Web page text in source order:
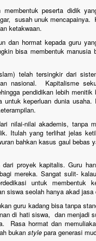
membentuk peserta didik
susah unuk mencapainya.
ketakwaan.
dan hormat kepada guru
bisa membentuk manusia
telah tersingkir dari
nasional. Kapitalisme
pendidikan lebih
keperluan dunia usaha.
nilai-nilai akademis, tanpa
Itulah yang terlihat jelas
bahkan kasus gaul bebas
proyek kapitalis. Guru
mereka. Sangat sulit-
untuk membentuk
siswa seolah hanya akad jasa
guru kadang bisa tanpa
di hati siswa, dan menjadi
Rasa hormat dan
bukan style para generasi